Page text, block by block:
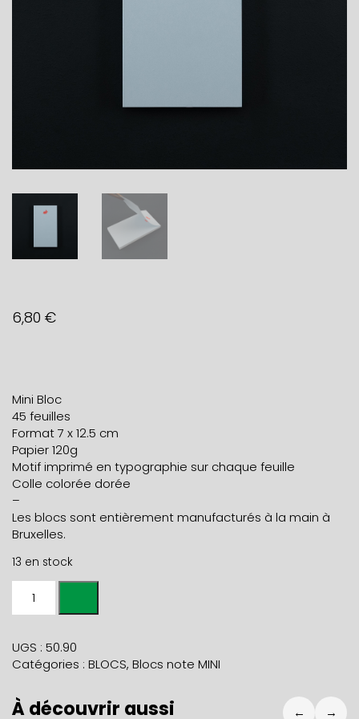
6,80 €
Mini Bloc
45 feuilles
Format 7 x 12.5 cm
Papier 120g
Motif imprimé en typographie sur chaque feuille
Colle colorée dorée
–
Les blocs sont entièrement manufacturés à la main à
Bruxelles.
13 en stock
NOTE
LAPIN
UGS : 50.90
Catégories : BLOCS, Blocs note MINI
À découvrir aussi ← →